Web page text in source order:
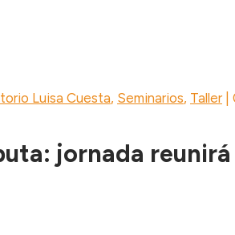
Luisa Cuesta, Seminarios, Taller|
jornada